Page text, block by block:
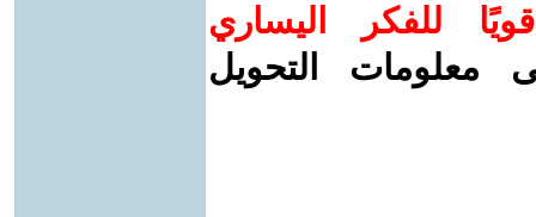
للفكر اليساري
معلومات التحويل